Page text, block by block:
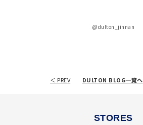
@dulton_jinnan
＜ PREV DULTON BLOG一覧へ
STORES